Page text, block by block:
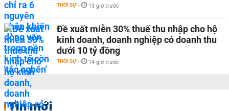
THỜI SỰ - 13 giờ trước
Đề xuất miễn 30% thuế thu nhập cho hộ
kinh doanh, doanh nghiệp có doanh thu
dưới 10 tỷ đồng
THỜI SỰ - 14 giờ trước
Tin mới